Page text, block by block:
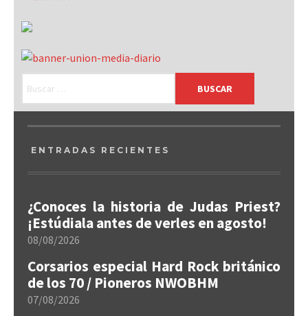
ENTRADAS RECIENTES
¿Conoces la historia de Judas Priest?
¡Estúdiala antes de verles en agosto!
08/08/2026
Corsarios especial Hard Rock británico
de los 70 / Pioneros NWOBHM
07/08/2026